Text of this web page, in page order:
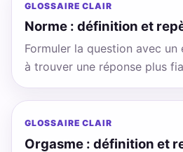
GLOSSAIRE CLAIR
Norme : définition et
Formuler la question avec
à trouver une réponse plus
GLOSSAIRE CLAIR
Orgasme : définition et